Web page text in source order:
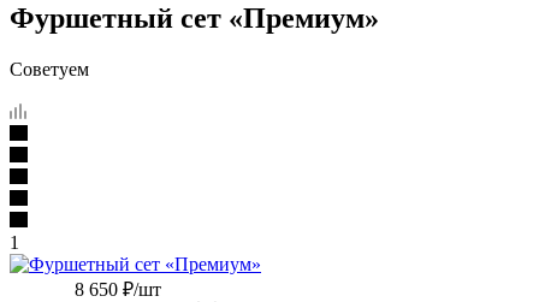
Фуршетный сет «Премиум»
Советуем
1
8 650 ₽/шт